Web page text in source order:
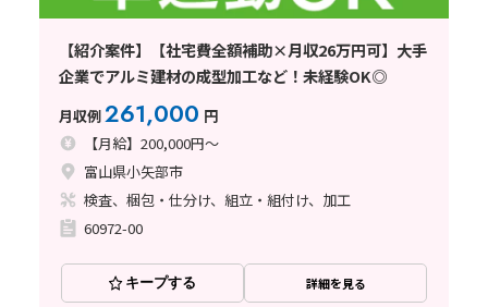
【紹介案件】【社宅費全額補助×月収26万円可】大手
企業でアルミ建材の成型加工など！未経験OK◎
月収例261,000 円
【月給】200,000円～
富山県小矢部市
検査、梱包・仕分け、組立・組付け、加工
60972-00
キープする 詳細を見る